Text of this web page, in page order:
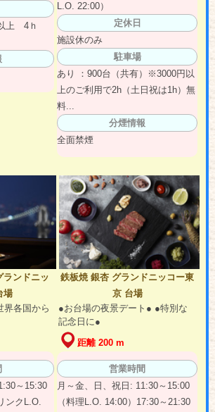
上 4ｈ
L.O. 22:00）
定休日
施設休のみ
駐車場
あり ：900台（共有）※3000円以
上のご利用で2h（土日祝は1h）無
料...
分煙情報
全面禁煙
ンドニッ
場
各国から
～15:30
ンクL.O.
鉄板焼 銀杏 グランドニッコー東
京 台場
●お台場の夜景デート● ●特別な
記念日に●
距離 200 m
営業時間
月～金、日、祝日: 11:30～15:00
（料理L.O. 14:00）17:30～21:30